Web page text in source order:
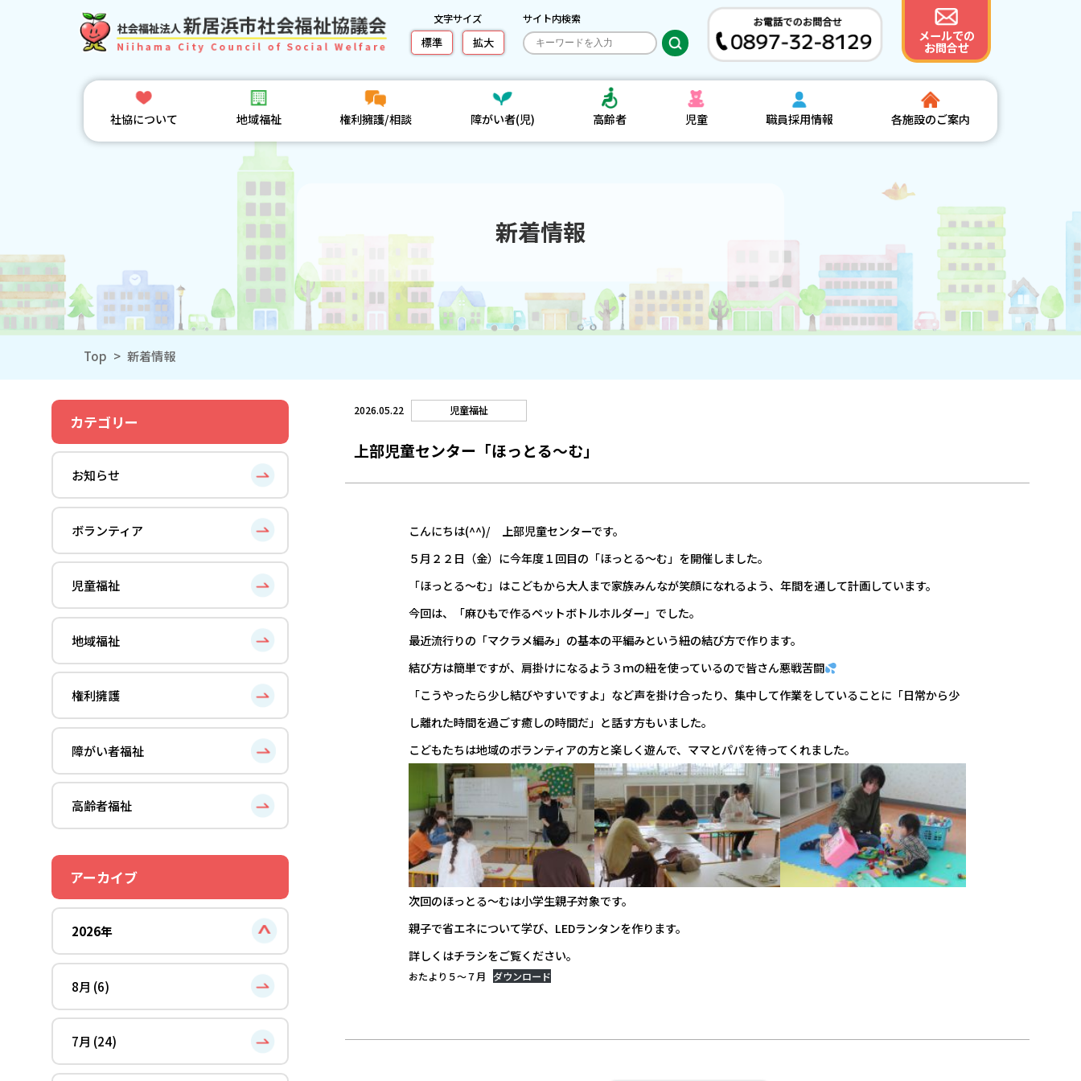
文字サイズ
標準 拡大
サイト内検索
メールでの
お問合せ
社協について 地域福祉 権利擁護/相談 障がい者(児) 高齢者 児童 職員採用情報 各施設のご案内
新着情報
Top > 新着情報
カテゴリー
お知らせ
ボランティア
児童福祉
地域福祉
権利擁護
障がい者福祉
高齢者福祉
アーカイブ
2026年
8月 (6)
7月 (24)
2026.05.22 児童福祉
上部児童センター「ほっとる～む」
こんにちは(^^)/ 上部児童センターです。
５月２２日（金）に今年度１回目の「ほっとる～む」を開催しました。
「ほっとる～む」はこどもから大人まで家族みんなが笑顔になれるよう、年間を通して計画しています。
今回は、「麻ひもで作るペットボトルホルダー」でした。
最近流行りの「マクラメ編み」の基本の平編みという紐の結び方で作ります。
結び方は簡単ですが、肩掛けになるよう３ｍの紐を使っているので皆さん悪戦苦闘
「こうやったら少し結びやすいですよ」など声を掛け合ったり、集中して作業をしていることに「日常から少
し離れた時間を過ごす癒しの時間だ」と話す方もいました。
こどもたちは地域のボランティアの方と楽しく遊んで、ママとパパを待ってくれました。
次回のほっとる～むは小学生親子対象です。
親子で省エネについて学び、LEDランタンを作ります。
詳しくはチラシをご覧ください。
おたより５～７月 ダウンロード